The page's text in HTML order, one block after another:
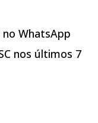
no WhatsApp
nos últimos 7